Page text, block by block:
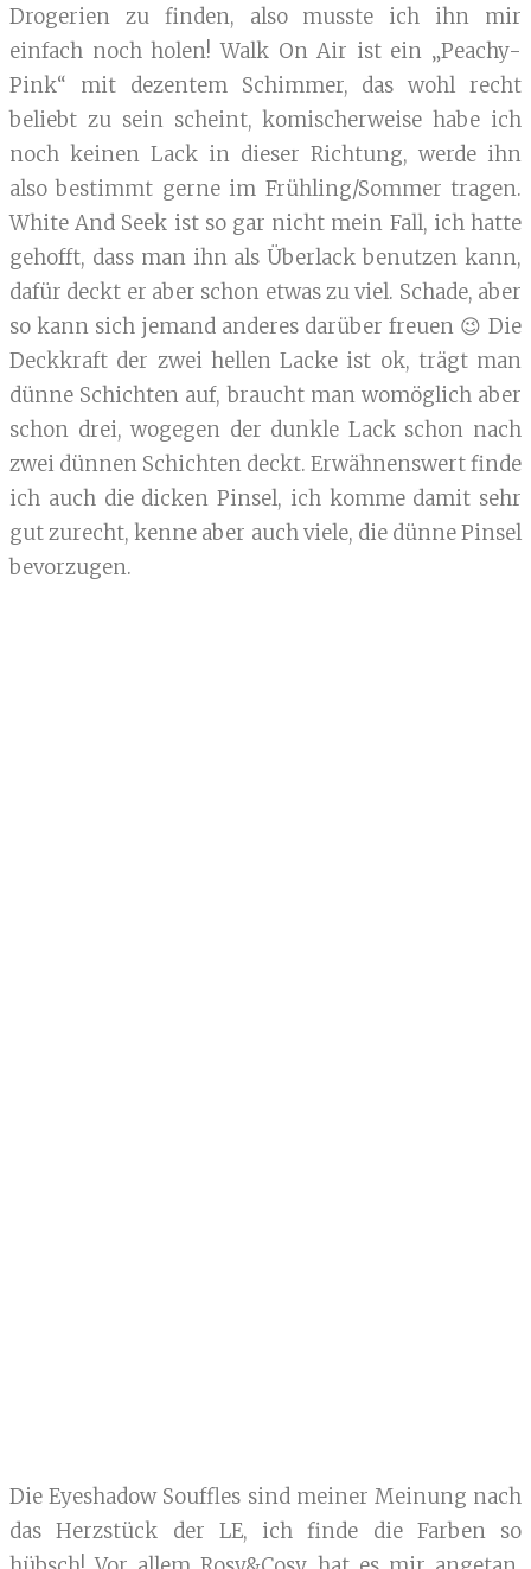
Drogerien zu finden, also musste ich ihn mir
einfach noch holen! Walk On Air ist ein „Peachy-
Pink“ mit dezentem Schimmer, das wohl recht
beliebt zu sein scheint, komischerweise habe ich
noch keinen Lack in dieser Richtung, werde ihn
also bestimmt gerne im Frühling/Sommer tragen.
White And Seek ist so gar nicht mein Fall, ich hatte
gehofft, dass man ihn als Überlack benutzen kann,
dafür deckt er aber schon etwas zu viel. Schade, aber
so kann sich jemand anderes darüber freuen 😉 Die
Deckkraft der zwei hellen Lacke ist ok, trägt man
dünne Schichten auf, braucht man womöglich aber
schon drei, wogegen der dunkle Lack schon nach
zwei dünnen Schichten deckt. Erwähnenswert finde
ich auch die dicken Pinsel, ich komme damit sehr
gut zurecht, kenne aber auch viele, die dünne Pinsel
bevorzugen.
Die Eyeshadow Souffles sind meiner Meinung nach
das Herzstück der LE, ich finde die Farben so